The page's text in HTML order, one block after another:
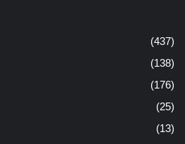
(437)
(138)
(176)
(25)
(13)